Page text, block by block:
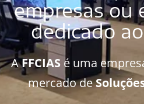
empresas ou
dedicado
AFFCIAS é uma
mercado de